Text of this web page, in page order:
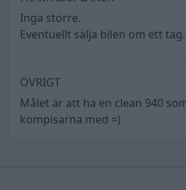
Inga större.
Eventuellt sälja bilen om ett tag.
ÖVRIGT
Målet är att ha en clean 940
kompisarna med =)